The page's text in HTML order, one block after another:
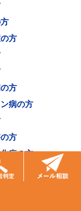
方
方
病の方
方
症の方
害の方
症、軽度知的障害